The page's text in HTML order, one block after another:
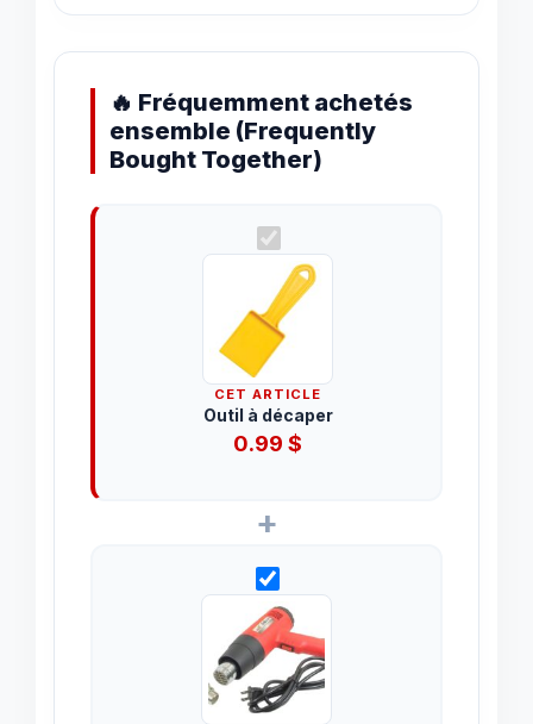
🔥 Fréquemment achetés
ensemble (Frequently
Bought Together)
CET ARTICLE
Outil à décaper
0.99$
+